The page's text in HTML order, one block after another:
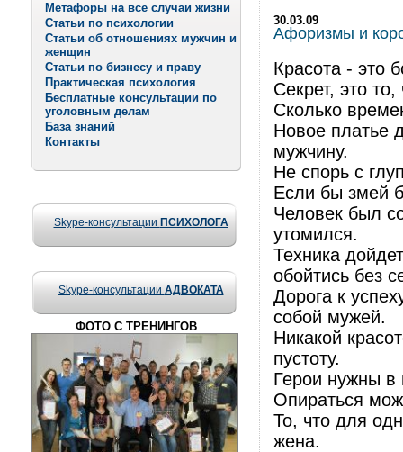
Метафоры на все случаи жизни
Статьи по психологии
Статьи об отношениях мужчин и
женщин
Статьи по бизнесу и праву
Практическая психология
Бесплатные консультации по
уголовным делам
База знаний
Контакты
Skype-консультации ПСИХОЛОГА
Skype-консультации АДВОКАТА
ФОТО С ТРЕНИНГОВ
30.03.09
Афоризмы и
Красота - это
Секрет, это
Сколько
Новое платье
мужчину.
Не спорь с
Если бы змей
Человек был
утомился.
Техника
обойтись без
Дорога к
собой мужей.
Никакой
пустоту.
Герои нужны в
Опираться
То, что для
жена.